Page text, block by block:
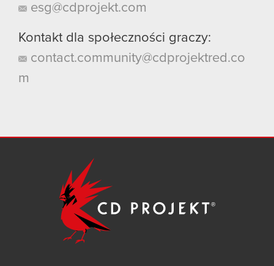
esg@cdprojekt.com
Kontakt dla społeczności graczy:
contact.community@cdprojektred.co
m